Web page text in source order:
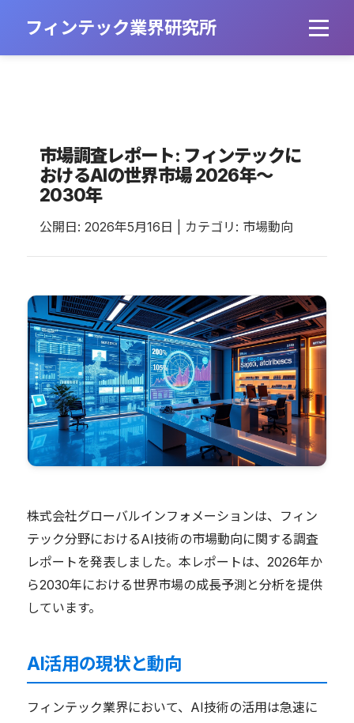
フィンテック業界研究所
市場調査レポート: フィンテックに
おけるAIの世界市場 2026年～
2030年
公開日: 2026年5月16日 | カテゴリ: 市場動向
株式会社グローバルインフォメーションは、フィン
テック分野におけるAI技術の市場動向に関する調査
レポートを発表しました。本レポートは、2026年か
ら2030年における世界市場の成長予測と分析を提供
しています。
AI活用の現状と動向
フィンテック業界において、AI技術の活用は急速に